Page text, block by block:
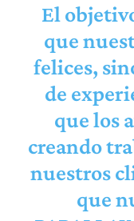
El
que
felices,
de
que los
creando
nuestros
que